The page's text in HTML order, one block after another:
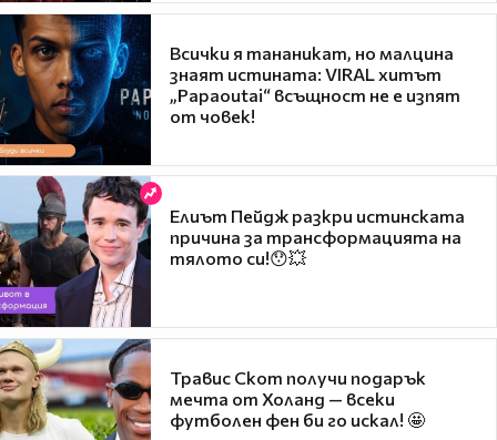
Всички я тананикат, но малцина
знаят истината: VIRAL хитът
„Papaoutai“ всъщност не е изпят
от човек!
Елиът Пейдж разкри истинската
причина за трансформацията на
тялото си!😯💥
Травис Скот получи подарък
мечта от Холанд — всеки
футболен фен би го искал! 🤩